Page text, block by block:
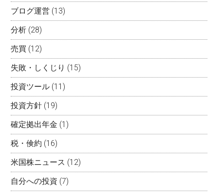
ブログ運営 (13)
分析 (28)
売買 (12)
失敗・しくじり (15)
投資ツール (11)
投資方針 (19)
確定拠出年金 (1)
税・倹約 (16)
米国株ニュース (12)
自分への投資 (7)